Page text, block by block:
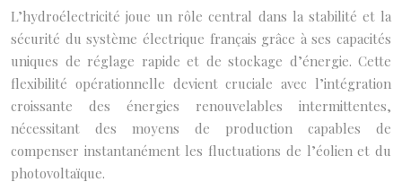
L’hydroélectricité joue un rôle central dans la stabilité et la
sécurité du système électrique français grâce à ses capacités
uniques de réglage rapide et de stockage d’énergie. Cette
flexibilité opérationnelle devient cruciale avec l’intégration
croissante des énergies renouvelables intermittentes,
nécessitant des moyens de production capables de
compenser instantanément les fluctuations de l’éolien et du
photovoltaïque.